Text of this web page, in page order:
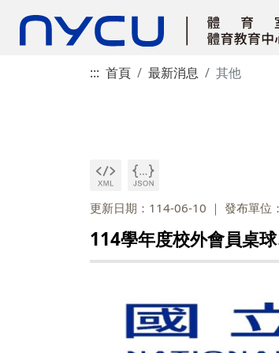
::: 首頁 最新消息 其他
更新日期：114-06-10 發布單位
114學年度校外會員桌